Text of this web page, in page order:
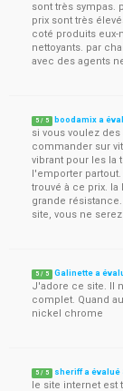
sont très sympas.
prix sont très
coté produits
nettoyants. par
avec des agents
5 / 5 boodamix a
si vous voulez
commander sur
vibrant pour les la
l'emporter
trouvé à ce prix.
grande
site, vous ne
5 / 5 Galinette a
J'adore ce site. Il
complet. Quand
nickel chrome
5 / 5 sheriff a évalué
le site internet est